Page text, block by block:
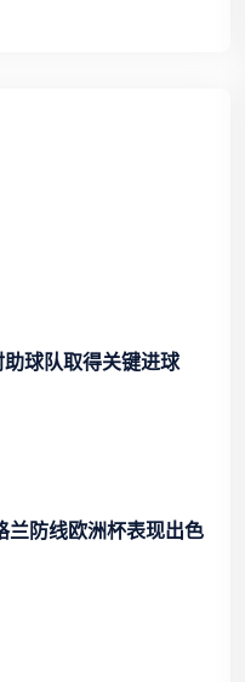
球队取得关键进球
兰防线欧洲杯表现出色